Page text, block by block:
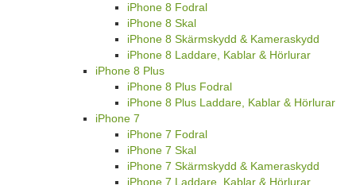
iPhone 8 Fodral
iPhone 8 Skal
iPhone 8 Skärmskydd & Kameraskydd
iPhone 8 Laddare, Kablar & Hörlurar
iPhone 8 Plus
iPhone 8 Plus Fodral
iPhone 8 Plus Laddare, Kablar & Hörlurar
iPhone 7
iPhone 7 Fodral
iPhone 7 Skal
iPhone 7 Skärmskydd & Kameraskydd
iPhone 7 Laddare, Kablar & Hörlurar